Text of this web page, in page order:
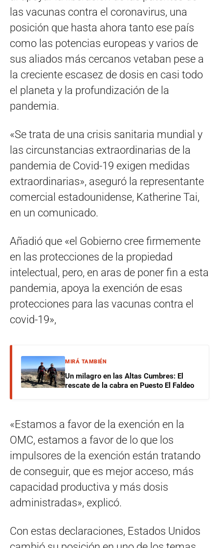
las vacunas contra el coronavirus, una
posición que hasta ahora tanto ese país
como las potencias europeas y varios de
sus aliados más cercanos vetaban pese a
la creciente escasez de dosis en casi todo
el planeta y la profundización de la
pandemia.
«Se trata de una crisis sanitaria mundial y
las circunstancias extraordinarias de la
pandemia de Covid-19 exigen medidas
extraordinarias», aseguró la representante
comercial estadounidense, Katherine Tai,
en un comunicado.
Añadió que «el Gobierno cree firmemente
en las protecciones de la propiedad
intelectual, pero, en aras de poner fin a esta
pandemia, apoya la exención de esas
protecciones para las vacunas contra el
covid-19»,
MIRÁ TAMBIÉN
Un milagro en las Altas Cumbres: El
rescate de la cabra en Puesto El Faldeo
«Estamos a favor de la exención en la
OMC, estamos a favor de lo que los
impulsores de la exención están tratando
de conseguir, que es mejor acceso, más
capacidad productiva y más dosis
administradas», explicó.
Con estas declaraciones, Estados Unidos